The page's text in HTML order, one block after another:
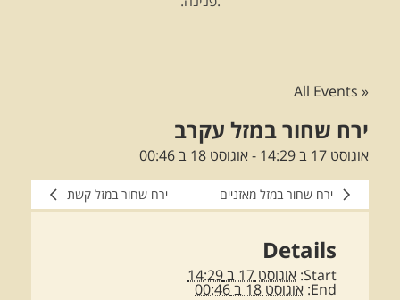
« All Events
ירח שחור במזל עקרב
אוגוסט 17 ב 14:29 -אוגוסט 18 ב 00:46
ירח שחור במזל מאזניים ירח שחור במזל קשת
Details
Start: אוגוסט 17 ב 14:29
End: אוגוסט 18 ב 00:46